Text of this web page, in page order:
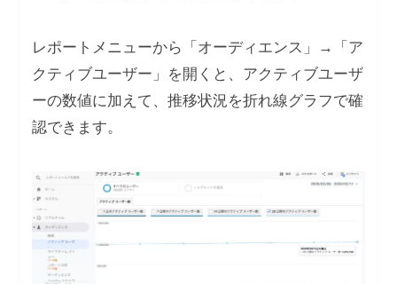
レポートメニューから「オーディエンス」→「ア
クティブユーザー」を開くと、アクティブユーザ
ーの数値に加えて、推移状況を折れ線グラフで確
認できます。